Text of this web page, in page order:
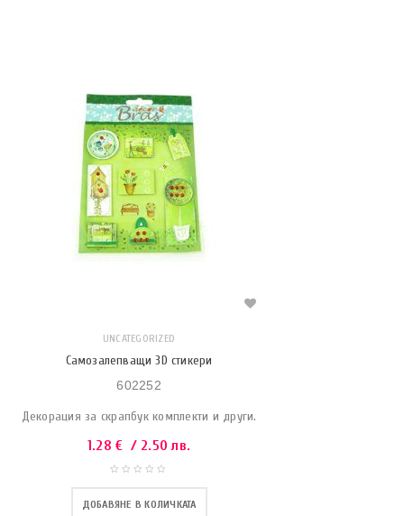
UNCATEGORIZED
Самозалепващи 3D стикери
602252
Декорация за скрапбук комплекти и други.
1.28€ / 2.50 лв.
ДОБАВЯНЕ В КОЛИЧКАТА